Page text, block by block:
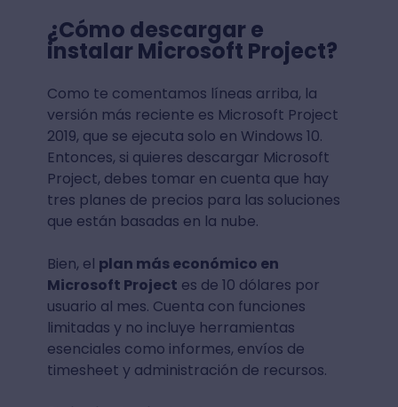
¿Cómo descargar e
instalar Microsoft Project?
Como te comentamos líneas arriba, la
versión más reciente es Microsoft Project
2019, que se ejecuta solo en Windows 10.
Entonces, si quieres descargar Microsoft
Project, debes tomar en cuenta que hay
tres planes de precios para las soluciones
que están basadas en la nube.
Bien, el plan más económico en
Microsoft Project es de 10 dólares por
usuario al mes. Cuenta con funciones
limitadas y no incluye herramientas
esenciales como informes, envíos de
timesheet y administración de recursos.